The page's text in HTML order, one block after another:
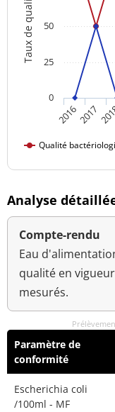
Taux de qualité
Qualité
20162017
0
25
50
Analyse
Compte-rendu
Eau
qualité en
mesurés.
Paramètre de
conformité
Escherichia coli
/100ml - MF